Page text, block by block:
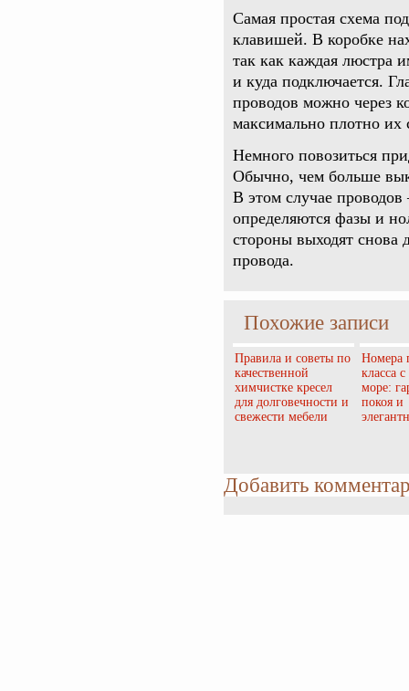
Самая простая схема
клавишей. В коробке
так как каждая люстра
и куда подключается.
проводов можно через
максимально плотно их
Немного повозиться
Обычно, чем больше
В этом случае
определяются фазы и
стороны выходят снова
провода.
Похожие записи
Правила и советы по
качественной
химчистке кресел
для долговечности и
свежести мебели
Номера
класса
море:
покоя и
Добавить